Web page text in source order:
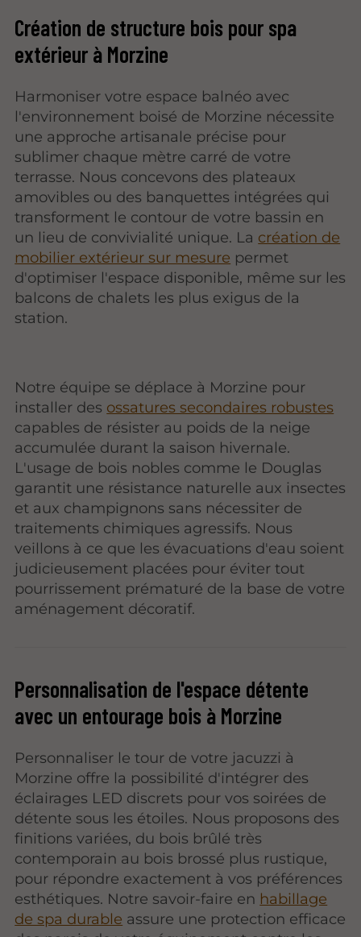
Création de structure bois pour spa
extérieur à Morzine
Harmoniser votre espace balnéo avec
l'environnement boisé de Morzine nécessite
une approche artisanale précise pour
sublimer chaque mètre carré de votre
terrasse. Nous concevons des plateaux
amovibles ou des banquettes intégrées qui
transforment le contour de votre bassin en
un lieu de convivialité unique. La création de
mobilier extérieur sur mesure permet
d'optimiser l'espace disponible, même sur les
balcons de chalets les plus exigus de la
station.
Notre équipe se déplace à Morzine pour
installer des ossatures secondaires robustes
capables de résister au poids de la neige
accumulée durant la saison hivernale.
L'usage de bois nobles comme le Douglas
garantit une résistance naturelle aux insectes
et aux champignons sans nécessiter de
traitements chimiques agressifs. Nous
veillons à ce que les évacuations d'eau soient
judicieusement placées pour éviter tout
pourrissement prématuré de la base de votre
aménagement décoratif.
Personnalisation de l'espace détente
avec un entourage bois à Morzine
Personnaliser le tour de votre jacuzzi à
Morzine offre la possibilité d'intégrer des
éclairages LED discrets pour vos soirées de
détente sous les étoiles. Nous proposons des
finitions variées, du bois brûlé très
contemporain au bois brossé plus rustique,
pour répondre exactement à vos préférences
esthétiques. Notre savoir-faire en habillage
de spa durable assure une protection efficace